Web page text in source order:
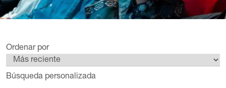
Ordenar por
Búsqueda personalizada